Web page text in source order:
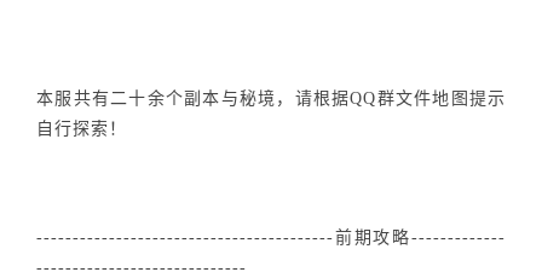
本服共有二十余个副本与秘境，请根据QQ群文件地图提示
自行探索！
-----------------------------------------前期攻略-------------
-----------------------------